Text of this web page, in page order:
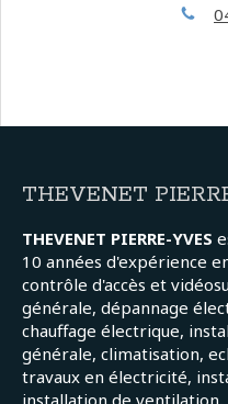
THEVENET
THEVENET PIERRE-YVES
10 années d'expérience
contrôle d'accès et
générale, dépannage
chauffage électrique,
générale, climatisation,
travaux en électricité,